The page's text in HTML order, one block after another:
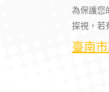
為保護您
探視，若
臺南